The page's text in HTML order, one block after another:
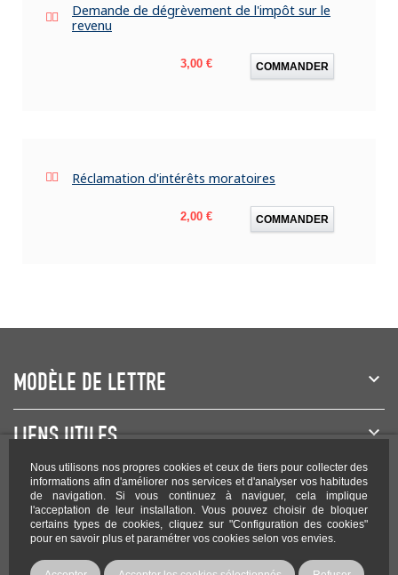
Nous utilisons nos propres cookies et ceux de tiers pour collecter des
informations afin d'améliorer nos services et d'analyser vos habitudes
de navigation. Si vous continuez à naviguer, cela implique
l'acceptation de leur installation. Vous pouvez choisir de bloquer
certains types de cookies, cliquez sur "Configuration des cookies"
pour en savoir plus et paramétrer vos cookies selon vos envies.
Demande de dégrèvement de l'impôt sur le
revenu
Prix
3,00 € COMMANDER
Réclamation d'intérêts moratoires
Prix
2,00 € COMMANDER
MODÈLE DE LETTRE
LIENS UTILES
NEWSLETTER